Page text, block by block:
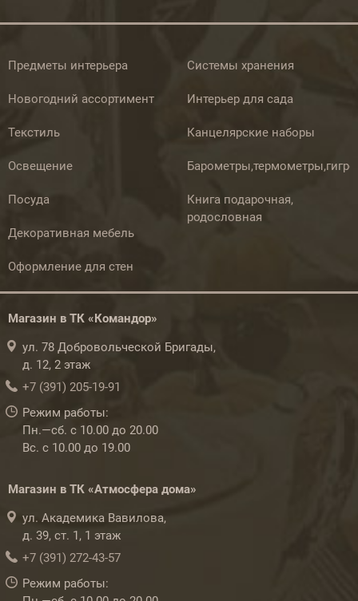
Предметы интерьера
Новогодний ассортимент
Текстиль
Освещение
Посуда
Декоративная мебель
Оформление для стен
Системы хранения
Интерьер для сада
Канцелярские наборы
Книга подарочная,
родословная
Магазин в ТК «Командор»
ул. 78 Добровольческой Бригады,
д. 12, 2 этаж
+7 (391) 205-19-91
Режим работы:
Пн.—сб. с 10.00 до 20.00
Вс. с 10.00 до 19.00
Магазин в ТК «Атмосфера дома»
ул. Академика Вавилова,
д. 39, ст. 1, 1 этаж
+7 (391) 272-43-57
Режим работы: